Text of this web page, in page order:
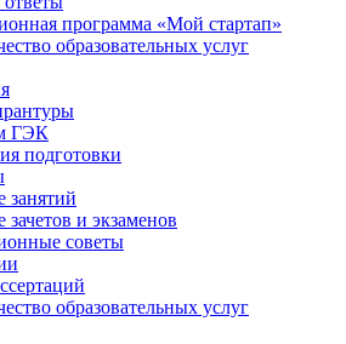
программа «Мой стартап»
образовательных услуг
ГЭК
подготовки
занятий
зачетов и экзаменов
советы
образовательных услуг